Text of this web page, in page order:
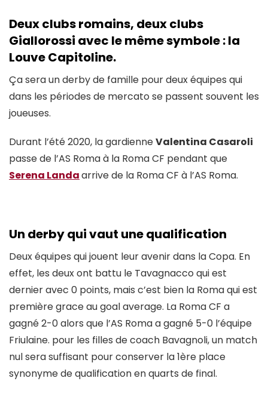
Deux clubs romains, deux clubs
Giallorossi avec le même symbole : la
Louve Capitoline.
Ça sera un derby de famille pour deux équipes qui
dans les périodes de mercato se passent souvent les
joueuses.
Durant l’été 2020, la gardienneValentina Casaroli
passe de l’AS Roma à la Roma CF pendant que
Serena Landaarrive de la Roma CF à l’AS Roma.
Un derby qui vaut une qualification
Deux équipes qui jouent leur avenir dans la Copa. En
effet, les deux ont battu le Tavagnacco qui est
dernier avec 0 points, mais c’est bien la Roma qui est
première grace au goal average. La Roma CF a
gagné 2-0 alors que l’AS Roma a gagné 5-0 l’équipe
Friulaine. pour les filles de coach Bavagnoli, un match
nul sera suffisant pour conserver la 1ère place
synonyme de qualification en quarts de final.